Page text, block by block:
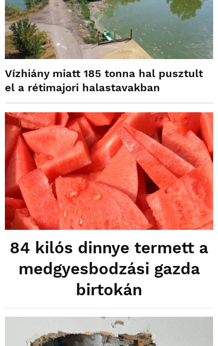
Vízhiány miatt 185 tonna hal pusztult
el a rétimajori halastavakban
84 kilós dinnye termett a
medgyesbodzási gazda
birtokán